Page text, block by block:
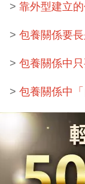
> 靠外型建立
> 包養關係要長
> 包養關係中
> 包養關係中